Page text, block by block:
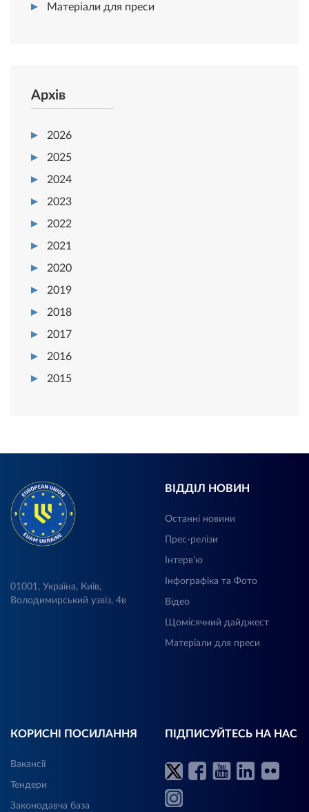
Матеріали для преси
Архів
2026
2025
2024
2023
2022
2021
2020
2019
2018
2017
2016
2015
01001, Україна, Київ,
Володимирський узвіз, 4в
ВІДДІЛ НОВИН
Останні новини
Прес-релізи
Інтерв’ю
Інфографіка та Фото
Відео
Щомісячний дайджест
Матеріали для преси
КОРИСНІ ПОСИЛАННЯ
Вакансії
Тендери
Законодавча база
ПІДПИСУЙТЕСЬ НА НАС